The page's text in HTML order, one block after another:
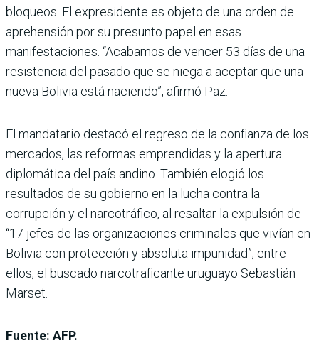
bloqueos. El expresidente es objeto de una orden de
aprehensión por su presunto papel en esas
manifestaciones. “Acabamos de vencer 53 días de una
resistencia del pasado que se niega a aceptar que una
nueva Bolivia está naciendo”, afirmó Paz.
El mandatario destacó el regreso de la confianza de los
mercados, las reformas emprendidas y la apertura
diplomática del país andino. También elogió los
resultados de su gobierno en la lucha contra la
corrupción y el narcotráfico, al resaltar la expulsión de
“17 jefes de las organizaciones criminales que vivían en
Bolivia con protección y absoluta impunidad”, entre
ellos, el buscado narcotraficante uruguayo Sebastián
Marset.
Fuente: AFP.